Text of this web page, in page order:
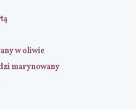
w oliwie
marynowany